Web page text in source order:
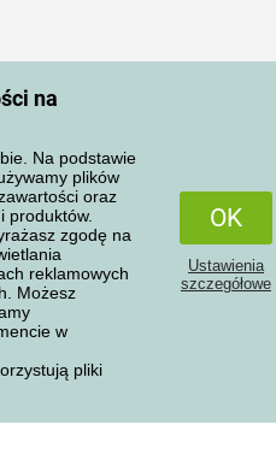
na
Na podstawie
plików
oraz
produktów.
zgodę na
reklamowych
Możesz
w
pliki
OK
Ustawienia
szczegółowe